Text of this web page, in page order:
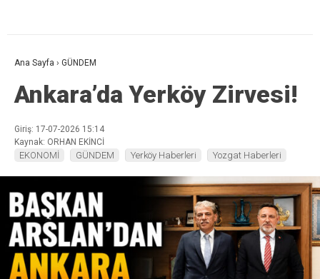
Ana Sayfa › GÜNDEM
Ankara’da Yerköy Zirvesi!
Giriş: 17-07-2026 15:14
Kaynak: ORHAN EKİNCİ
EKONOMİ GÜNDEM Yerköy Haberleri Yozgat Haberleri